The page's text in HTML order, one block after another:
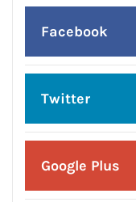
प्रदेश उपाध्यक्ष
केंद्रीय
पदाधिकारियों